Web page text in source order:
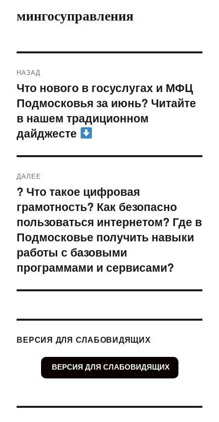
мингосуправления
по
записям
НАЗАД
Предыдущая
запись:
Что нового в госуслугах и МФЦ
Подмосковья за июнь? Читайте
в нашем традиционном
дайджесте
ДАЛЕЕ
Следующая
запись:
? Что такое цифровая
грамотность? Как безопасно
пользоваться интернетом? Где в
Подмосковье получить навыки
работы с базовыми
программами и сервисами?
ВЕРСИЯ ДЛЯ СЛАБОВИДЯЩИХ
ВЕРСИЯ ДЛЯ СЛАБОВИДЯЩИХ